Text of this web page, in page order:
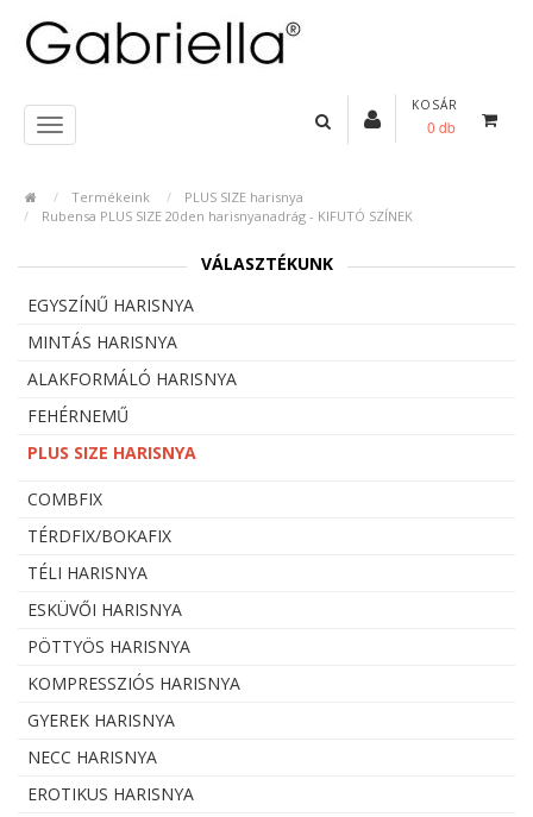
KOSÁR
0 db
Termékeink
PLUS SIZE harisnya
Rubensa PLUS SIZE 20den harisnyanadrág - KIFUTÓ SZÍNEK
VÁLASZTÉKUNK
EGYSZÍNŰ HARISNYA
MINTÁS HARISNYA
ALAKFORMÁLÓ HARISNYA
FEHÉRNEMŰ
PLUS SIZE HARISNYA
COMBFIX
TÉRDFIX/BOKAFIX
TÉLI HARISNYA
ESKÜVŐI HARISNYA
PÖTTYÖS HARISNYA
KOMPRESSZIÓS HARISNYA
GYEREK HARISNYA
NECC HARISNYA
EROTIKUS HARISNYA